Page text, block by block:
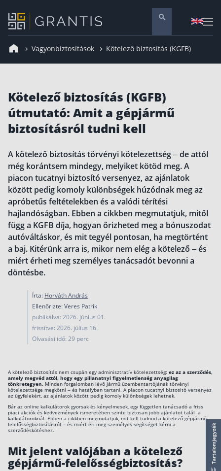
Önkéntes nyugdíjpénztár
Melyiket válaszd? Nyugdíjbiztosítás, NYESZ vagy
ÖNYP?
Nyugdíj tanácsadás 🪙
Nyugdíj megtakarítás – Így válassz
Magánnyugdíjpénztár összefoglaló
Nyugdíjkorhatár táblázat és útmutató
Nyugdíj kisokos – A magyar nyugdíjrendszer
működése
Egyszerű Állami Nyugdíjkalkulátor
Önkéntes Nyugdíjpénztárak hozamai
Nyugdíjbiztosítás
Nyugdíjbiztosítás vagy NYESZ? Melyik a jobb?
Melyik a legolcsóbb nyugdíjbiztosítás?
Önkéntes nyugdíjpénztár vagy
Nyugdíjbiztosítás adókedvezmény és adójóváírás
Nyugdíjbiztosítás kalkulátor
Nyugdíjbiztosítás hozamok
Nyugdíjbiztosítás költségek
Életbiztosítások
Csoportos életbiztosítás
Vagyonbiztosítások Kötelező biztosítás (KGFB)
Kötelező biztosítás (KGFB)
útmutató: Amit a gépjármű
biztosításról tudni kell
A kötelező biztosítás törvényi kötelezettség – de attól
még korántsem mindegy, melyiket kötöd meg. A
piacon tucatnyi biztosító versenyez, az ajánlatok
között pedig komoly különbségek húzódnak meg az
apróbetűs feltételekben és a valódi térítési
hajlandóságban. Ebben a cikkben megmutatjuk, mitől
függ a KGFB díja, hogyan őrizheted meg a bónuszodat
autóváltáskor, és mit tegyél pontosan, ha megtörtént
a baj. Kitérünk arra is, mikor nem elég a kötelező – és
miért érheti meg személyes tanácsadót bevonni a
döntésbe.
Írta: Horváth András
Ellenőrizte: Veres Patrik
publikálva: 2026. június 01.
frissítve: 2026. július 16.
Olvasási idő: 29 perc
A kötelező biztosítás nem csupán egy adminisztratív kötelezettség: ez az a szerződés,
amely megvéd attól, hogy egy pillanatnyi figyelmetlenség anyagilag
tönkretegyen. Minden forgalomban lévő jármű üzembentartójának törvényi
kötelezettsége megkötni – és hatályban tartani. A piacon tucatnyi biztosító versenyez
az ügyfelekért, az ajánlatok között pedig komoly különbségek lehetnek.
Bár az online kalkulátorok gyorsak és kényelmesek, egy független tanácsadó a friss
piaci akciók és kedvezmények ismeretében szinte biztosan jobb ajánlatot talál a
kalkulátoroknál. Ebben a cikkben megmutatjuk, mit kell tudnod a kötelező gépjármű-
felelősségbiztosításról – és miért éri meg személyes segítséget kérni a
szerződéskötéshez.
Mit jelent valójában a kötelező
gépjármű-felelősségbiztosítás?
Tartalomjegyzék